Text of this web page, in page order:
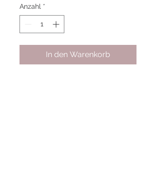
Anzahl *
In den Warenkorb